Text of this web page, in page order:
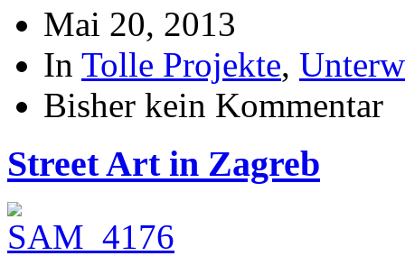
Mai 20, 2013
In Tolle Projekte,
Bisher kein Kommentar
Street Art in Zagreb